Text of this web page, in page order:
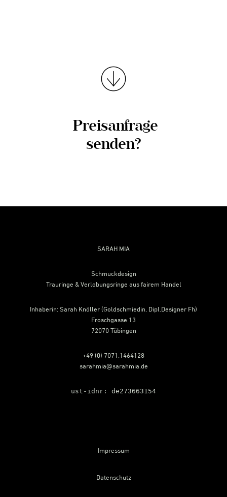
Preisanfrage
senden?
SARAH MIA
Schmuckdesign
Trauringe & Verlobungsringe aus fairem Handel
Inhaberin: Sarah Knöller (Goldschmiedin, Dipl.Designer Fh)
Froschgasse 13
72070 Tübingen
+49 (0) 7071.1464128
sarahmia@sarahmia.de
ust-idnr: de273663154
Impressum
Datenschutz